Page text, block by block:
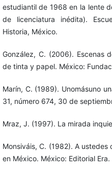
estudiantil de 1968 en la lente
de licenciatura inédita).
Historia, México.
González, C. (2006). Escenas
de tinta y papel. México:
Marín, C. (1989). Unomásuno
31, número 674, 30 de
Mraz, J. (1997). La mirada
Monsiváis, C. (1982). A
en México. México: Editorial Era.